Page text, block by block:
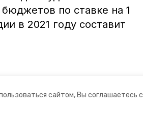
сайтом, Вы соглашаетесь с
по ставке на 1
в 2021 году составит